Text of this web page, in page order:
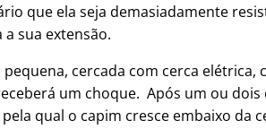
que ela seja demasiadamente
sua extensão.
cercada com cerca elétrica,
um choque. Após um ou
qual o capim cresce embaixo da